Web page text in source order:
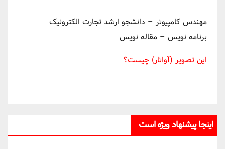
مهندس کامپیوتر – دانشجو ارشد تجارت الکترونیک
برنامه نویس – مقاله نویس
این تصویر (آواتار) چیست؟
اینجا پیشنهاد ویژه است